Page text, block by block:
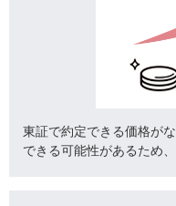
東証で約定できる価格が
できる可能性があるため